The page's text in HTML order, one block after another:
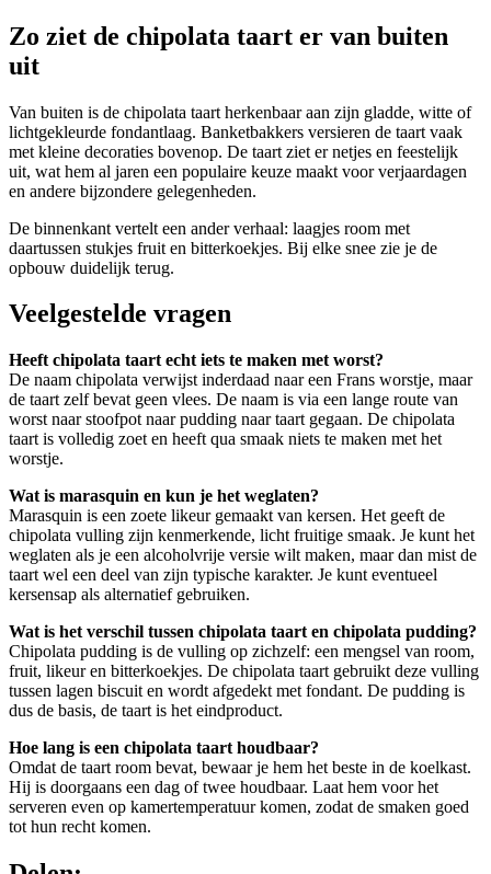
Zo ziet de chipolata taart er van buiten
uit
Van buiten is de chipolata taart herkenbaar aan zijn gladde, witte of
lichtgekleurde fondantlaag. Banketbakkers versieren de taart vaak
met kleine decoraties bovenop. De taart ziet er netjes en feestelijk
uit, wat hem al jaren een populaire keuze maakt voor verjaardagen
en andere bijzondere gelegenheden.
De binnenkant vertelt een ander verhaal: laagjes room met
daartussen stukjes fruit en bitterkoekjes. Bij elke snee zie je de
opbouw duidelijk terug.
Veelgestelde vragen
Heeft chipolata taart echt iets te maken met worst?
De naam chipolata verwijst inderdaad naar een Frans worstje, maar
de taart zelf bevat geen vlees. De naam is via een lange route van
worst naar stoofpot naar pudding naar taart gegaan. De chipolata
taart is volledig zoet en heeft qua smaak niets te maken met het
worstje.
Wat is marasquin en kun je het weglaten?
Marasquin is een zoete likeur gemaakt van kersen. Het geeft de
chipolata vulling zijn kenmerkende, licht fruitige smaak. Je kunt het
weglaten als je een alcoholvrije versie wilt maken, maar dan mist de
taart wel een deel van zijn typische karakter. Je kunt eventueel
kersensap als alternatief gebruiken.
Wat is het verschil tussen chipolata taart en chipolata pudding?
Chipolata pudding is de vulling op zichzelf: een mengsel van room,
fruit, likeur en bitterkoekjes. De chipolata taart gebruikt deze vulling
tussen lagen biscuit en wordt afgedekt met fondant. De pudding is
dus de basis, de taart is het eindproduct.
Hoe lang is een chipolata taart houdbaar?
Omdat de taart room bevat, bewaar je hem het beste in de koelkast.
Hij is doorgaans een dag of twee houdbaar. Laat hem voor het
serveren even op kamertemperatuur komen, zodat de smaken goed
tot hun recht komen.